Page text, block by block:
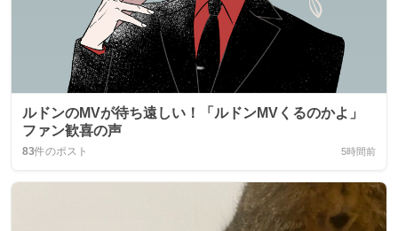
ルドンのMVが待ち遠しい！「ルドンMVくるのかよ」
ファン歓喜の声
83件のポスト 5時間前